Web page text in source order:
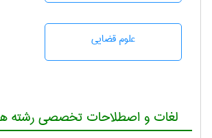
علوم قضایی
لغات و اصطلاحات تخصصی رشته